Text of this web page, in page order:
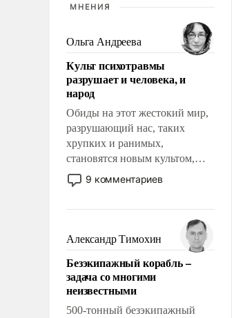
МНЕНИЯ
Ольга Андреева
Культ психотравмы
разрушает и человека, и
народ
Обиды на этот жестокий мир,
разрушающий нас, таких
хрупких и ранимых,
становятся новым культом,
постепенно вытесняя и
отменяя традиционное
мужественным и твердым под
ударами судьбы, брать на себя
ответственность, помогать
слабым, идти вперед и
адаптироваться.
9 комментариев
Александр Тимохин
Безэкипажный корабль –
задача со многими
неизвестными
500-тонный безэкипажный